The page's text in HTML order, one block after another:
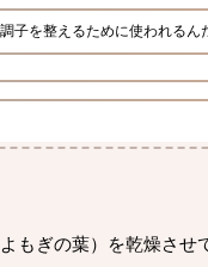
子を整えるために使われるん
もぎの葉）を乾燥さ